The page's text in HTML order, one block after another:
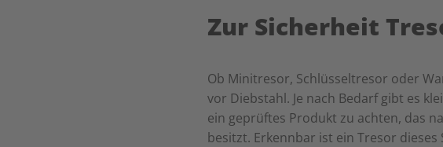
Zur Sicherheit
Ob Minitresor, Schlüsseltresor oder
vor Diebstahl. Je nach Bedarf gibt es
ein geprüftes Produkt zu achten, das
besitzt. Erkennbar ist ein Tresor dieses